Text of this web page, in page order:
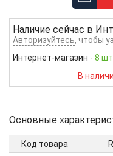
Наличие сейчас в
Авторизуйтесь, чтобы
Интернет-магазин - 8
В
Основные
Код товара